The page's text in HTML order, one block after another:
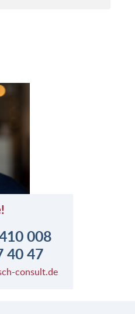
008
40 47
consult.de